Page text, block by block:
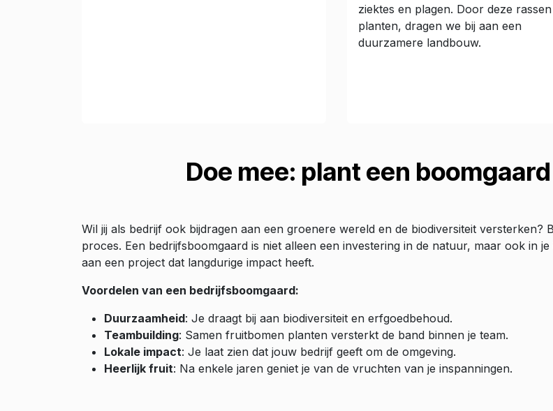
ziektes en plagen. Door deze
planten, dragen we bij aan een
duurzamere landbouw.
Doe mee: plant een
Wil jij als bedrijf ook bijdragen aan een groenere wereld en de biodiversiteit versterken?
proces. Een bedrijfsboomgaard is niet alleen een investering in de natuur, maar ook in
aan een project dat langdurige impact heeft.
Voordelen van een bedrijfsboomgaard:
Duurzaamheid: Je draagt bij aan biodiversiteit en erfgoedbehoud.
Teambuilding: Samen fruitbomen planten versterkt de band binnen je team.
Lokale impact: Je laat zien dat jouw bedrijf geeft om de omgeving.
Heerlijk fruit: Na enkele jaren geniet je van de vruchten van je inspanningen.